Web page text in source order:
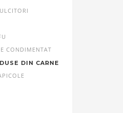
CONDIMENTAT
DIN CARNE